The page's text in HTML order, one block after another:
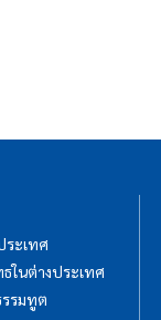
ะเทศ
ในต่างประเทศ
รมทูต